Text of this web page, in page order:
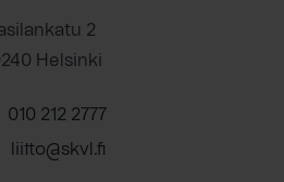
2
Helsinki
010 212 2777
liitto@skvl.fi